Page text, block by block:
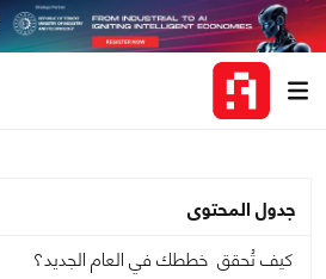
جدول المحتوى
كيف تُحقق خططك في العام الجديد؟